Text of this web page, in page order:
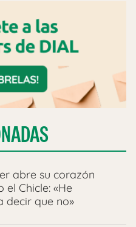
abre su corazón
el Chicle: «He
decir que no»